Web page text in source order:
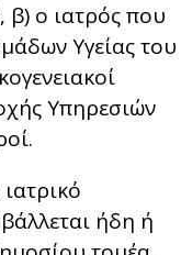
β) ο ιατρός που
Υγείας του
Υπηρεσιών
ήδη ή